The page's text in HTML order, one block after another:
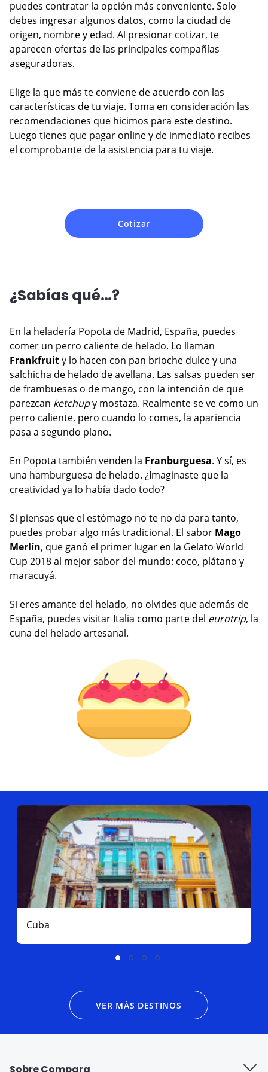
puedes contratar la opción más conveniente. Solo
debes ingresar algunos datos, como la ciudad de
origen, nombre y edad. Al presionar cotizar, te
aparecen ofertas de las principales compañías
aseguradoras.
Elige la que más te conviene de acuerdo con las
características de tu viaje. Toma en consideración las
recomendaciones que hicimos para este destino.
Luego tienes que pagar online y de inmediato recibes
el comprobante de la asistencia para tu viaje.
Cotizar
¿Sabías qué…?
En la heladería Popota de Madrid, España, puedes
comer un perro caliente de helado. Lo llaman
Frankfruity lo hacen con pan brioche dulce y una
salchicha de helado de avellana. Las salsas pueden ser
de frambuesas o de mango, con la intención de que
parezcan ketchupy mostaza. Realmente se ve como un
perro caliente, pero cuando lo comes, la apariencia
pasa a segundo plano.
En Popota también venden la Franburguesa. Y sí, es
una hamburguesa de helado. ¿Imaginaste que la
creatividad ya lo había dado todo?
Si piensas que el estómago no te no da para tanto,
puedes probar algo más tradicional. El sabor Mago
Merlín, que ganó el primer lugar en la Gelato World
Cup 2018 al mejor sabor del mundo: coco, plátano y
maracuyá.
Si eres amante del helado, no olvides que además de
España, puedes visitar Italia como parte del eurotrip, la
cuna del helado artesanal.
Cuba
VER MÁS DESTINOS
Sobre Compara